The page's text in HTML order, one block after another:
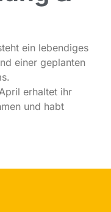
ein lebendiges
einer geplanten
erhaltet ihr
und habt